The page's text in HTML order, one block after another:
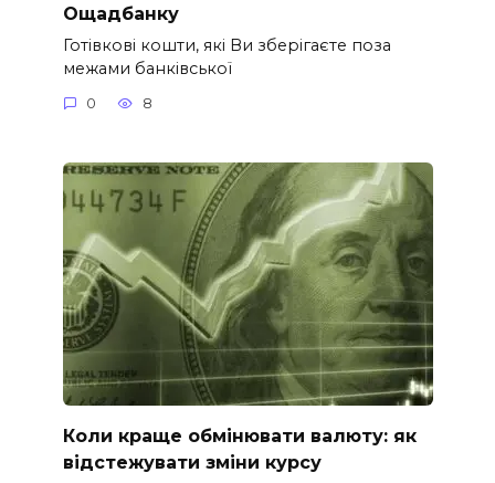
Ощадбанку
Готівкові кошти, які Ви зберігаєте поза
межами банківської
0 8
Коли краще обмінювати валюту: як
відстежувати зміни курсу